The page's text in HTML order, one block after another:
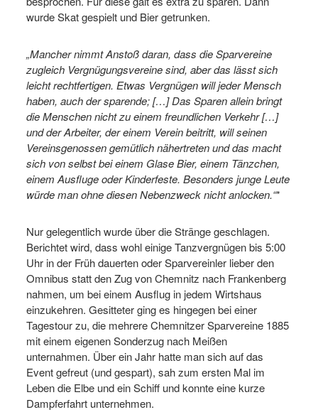
wurde Skat gespielt und Bier getrunken.
„Mancher nimmt Anstoß daran, dass die Sparvereine
zugleich Vergnügungsvereine sind, aber das lässt sich
leicht rechtfertigen. Etwas Vergnügen will jeder Mensch
haben, auch der sparende; […] Das Sparen allein bringt
die Menschen nicht zu einem freundlichen Verkehr […]
und der Arbeiter, der einem Verein beitritt, will seinen
Vereinsgenossen gemütlich nähertreten und das macht
sich von selbst bei einem Glase Bier, einem Tänzchen,
einem Ausfluge oder Kinderfeste. Besonders junge Leute
würde man ohne diesen Nebenzweck nicht anlocken.“*
Nur gelegentlich wurde über die Stränge geschlagen.
Berichtet wird, dass wohl einige Tanzvergnügen bis 5:00
Uhr in der Früh dauerten oder Sparvereinler lieber den
Omnibus statt den Zug von Chemnitz nach Frankenberg
nahmen, um bei einem Ausflug in jedem Wirtshaus
einzukehren. Gesitteter ging es hingegen bei einer
Tagestour zu, die mehrere Chemnitzer Sparvereine 1885
mit einem eigenen Sonderzug nach Meißen
unternahmen. Über ein Jahr hatte man sich auf das
Event gefreut (und gespart), sah zum ersten Mal im
Leben die Elbe und ein Schiff und konnte eine kurze
Dampferfahrt unternehmen.